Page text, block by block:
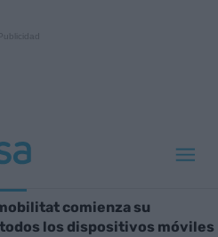
comienza su
los dispositivos móviles